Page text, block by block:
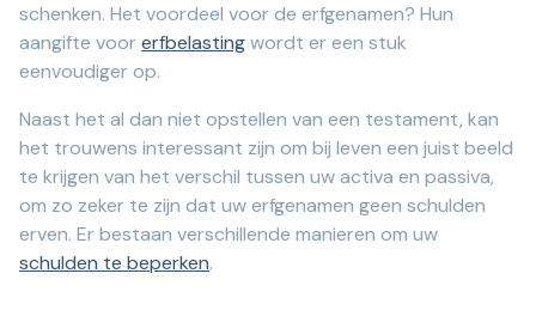
schenken. Het voordeel voor de erfgenamen? Hun
aangifte voorerfbelastingwordt er een stuk
eenvoudiger op.
Naast het al dan niet opstellen van een testament, kan
het trouwens interessant zijn om bij leven een juist beeld
te krijgen van het verschil tussen uw activa en passiva,
om zo zeker te zijn dat uw erfgenamen geen schulden
erven. Er bestaan verschillende manieren om uw
schulden te beperken.